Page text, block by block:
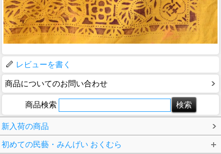
レビューを書く
商品についてのお問い合わせ
商品検索
新入荷の商品
初めての民藝・みんげい おくむら